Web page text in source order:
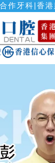
作牙科|香